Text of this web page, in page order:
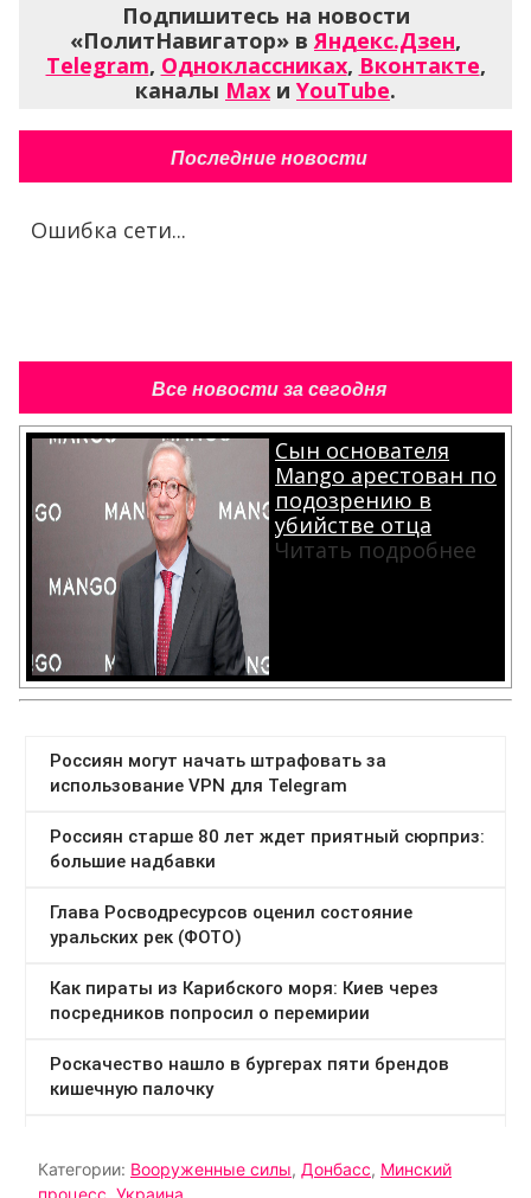
Подпишитесь на новости
«ПолитНавигатор» вЯндекс.Дзен,
Telegram, Одноклассниках, Вконтакте,
каналы Max и YouTube.
Последние новости
Ошибка сети...
Все новости за сегодня
Сын основателя
Mango арестован по
подозрению в
убийстве отца
Читать подробнее
Категории: Вооруженные силы, Донбасс, Минский
процесс Украина